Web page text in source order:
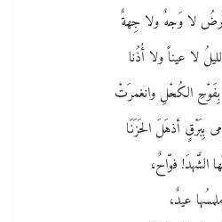
لا وَجهٌ ولا جِهةٌ
لا عيناً ولا أُذُنا
الكُحْلِ وانغمرَتْ
بِبَرْقٍ أذهَلَ الحَزَنَا
الشَّهدَ! فوّاحٌ،
عيدٌ،